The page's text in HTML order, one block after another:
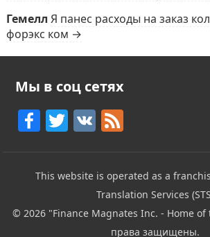
Гемелл Я панес расходы на заказ
форэкс ком →
Мы в соц сетях
F
c
e
b
T
itt
er
V F
e
d
This website is operated as a
Translation Services
© 2026 "Finance Magnates Inc. - Home of
права защищены.